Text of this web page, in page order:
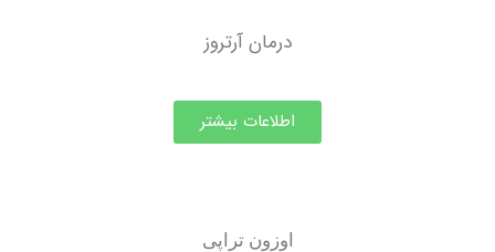
درمان آرتروز
اطلاعات بیشتر
اوزون تراپی